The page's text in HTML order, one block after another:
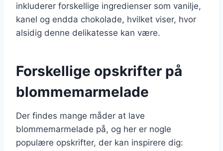
inkluderer forskellige ingredienser som vanilje,
kanel og endda chokolade, hvilket viser, hvor
alsidig denne delikatesse kan være.
Forskellige opskrifter på
blommemarmelade
Der findes mange måder at lave
blommemarmelade på, og her er nogle
populære opskrifter, der kan inspirere dig: